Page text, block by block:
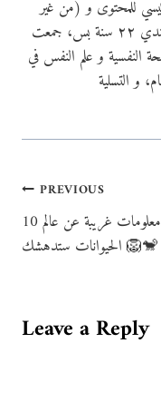
للمحتوى و (من غير
اعتذار) احسن بلوجر على الكوكب 😎. عندي ٢٢ سنة بس، جمعت
النفسية و علم النفس في
Post
navigation
PREVIOUS
10 معلومات غريبة عن عالم
الحيوانات ستدهشك 🦁🐒
Leave a Reply